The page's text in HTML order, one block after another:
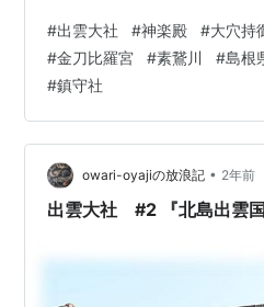
は写真の祓社、金刀比羅宮の
境内から二社を見ており、手
となります。 祓社。 二ノ鳥居
社と同様で、瀬織津比咩神、
神、速佐須良比咩神の祓戸四
があるとすれば、由緒の下の
#出雲大社 #神楽殿 #大穴持
#金刀比羅宮 #素鵞川 #島根
#鎮守社
owari-oyajiの放浪記 • 2年前
出雲大社 #2 『北島出雲国